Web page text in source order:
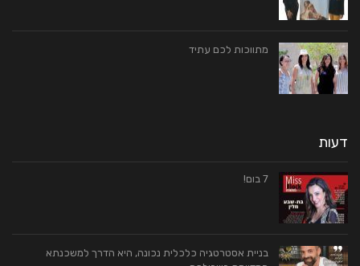
מתווכות לכם עתיד
דעות
7 בום!
בניית אסטרטגיה כלכלית נכונה, היא הדרך למשכנתא